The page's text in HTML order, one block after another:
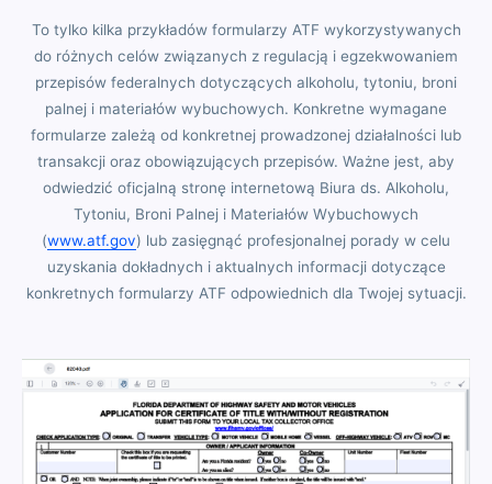
To tylko kilka przykładów formularzy ATF wykorzystywanych
do różnych celów związanych z regulacją i egzekwowaniem
przepisów federalnych dotyczących alkoholu, tytoniu, broni
palnej i materiałów wybuchowych. Konkretne wymagane
formularze zależą od konkretnej prowadzonej działalności lub
transakcji oraz obowiązujących przepisów. Ważne jest, aby
odwiedzić oficjalną stronę internetową Biura ds. Alkoholu,
Tytoniu, Broni Palnej i Materiałów Wybuchowych
(www.atf.gov) lub zasięgnąć profesjonalnej porady w celu
uzyskania dokładnych i aktualnych informacji dotyczące
konkretnych formularzy ATF odpowiednich dla Twojej sytuacji.